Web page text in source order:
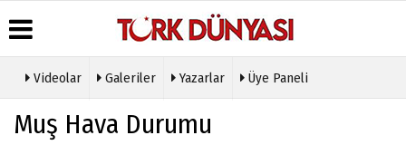
Haber
Durumu
Videolar Galeriler Yazarlar Üye Paneli
Muş Hava Durumu